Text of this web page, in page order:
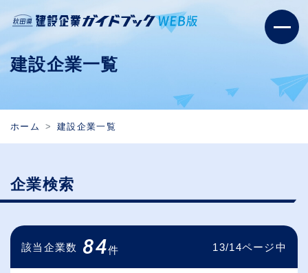
建設企業一覧
ホーム 建設企業一覧
企業検索
該当企業数 84件 13/14ページ中